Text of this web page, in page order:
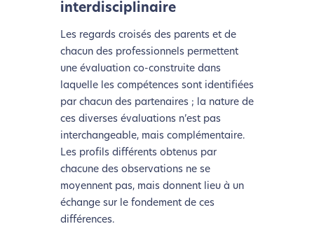
L’écoconception, ça vous
concerne aussi !
Nous avons développé ce site Internet dans le cadre
d’une démarche forte d’écoconception.
Si vous aussi vous souhaitez diminuer drastiquement
interdisciplinaire
Les regards croisés des parents et de
chacun des professionnels permettent
une évaluation co-construite dans
laquelle les compétences sont identifiées
par chacun des partenaires ; la nature de
ces diverses évaluations n’est pas
interchangeable, mais complémentaire.
Les profils différents obtenus par
chacune des observations ne se
moyennent pas, mais donnent lieu à un
échange sur le fondement de ces
différences.